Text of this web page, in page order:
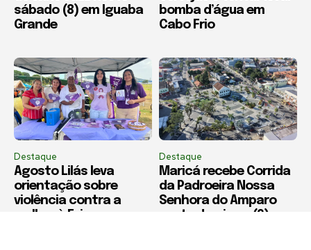
sábado (8) em Iguaba
Grande
bomba d’água em
Cabo Frio
Destaque
Agosto Lilás leva
orientação sobre
violência contra a
mulher à Feira
Destaque
Maricá recebe Corrida
da Padroeira Nossa
Senhora do Amparo
neste domingo (9)